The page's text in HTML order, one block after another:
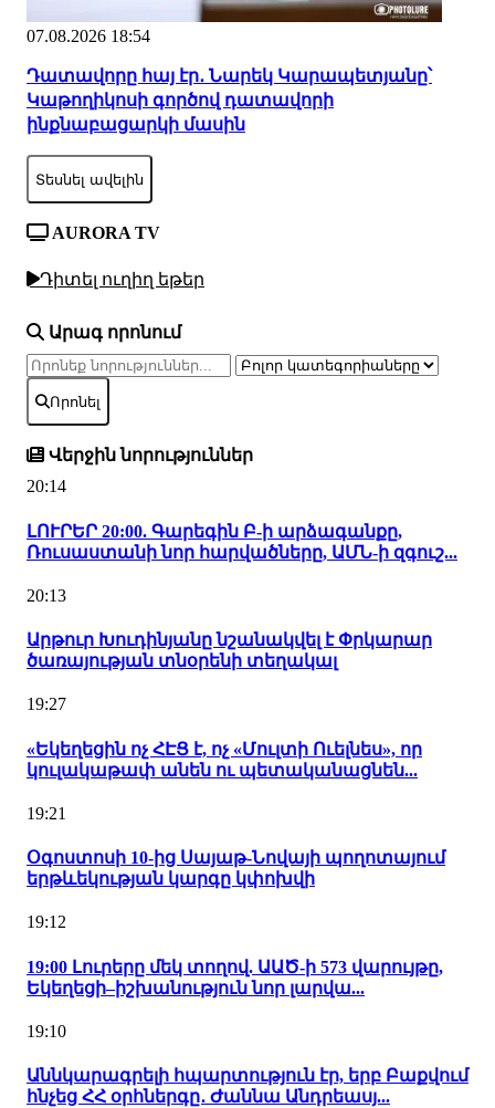
07.08.2026 18:54
Դատավորը հայ էր․ Նարեկ Կարապետյանը՝
Կաթողիկոսի գործով դատավորի
ինքնաբացարկի մասին
Տեսնել ավելին
AURORA TV
Դիտել ուղիղ եթեր
Արագ որոնում
Որոնել
Վերջին նորություններ
20:14
ԼՈՒՐԵՐ 20:00. Գարեգին Բ-ի արձագանքը,
Ռուսաստանի նոր հարվածները, ԱՄՆ-ի զգուշ...
20:13
Արթուր Խուդինյանը նշանակվել է Փրկարար
ծառայության տնօրենի տեղակալ
19:27
«Եկեղեցին ոչ ՀԷՑ է, ոչ «Մուլտի Ուելնես», որ
կուլակաթափ անեն ու պետականացնեն...
19:21
Օգոստոսի 10-ից Սայաթ-Նովայի պողոտայում
երթևեկության կարգը կփոխվի
19:12
19:00 Լուրերը մեկ տողով. ԱԱԾ-ի 573 վարույթը,
Եկեղեցի–իշխանություն նոր լարվա...
19:10
Աննկարագրելի հպարտություն էր, երբ Բաքվում
հնչեց ՀՀ օրհներգը․ Ժաննա Անդրեասյ...